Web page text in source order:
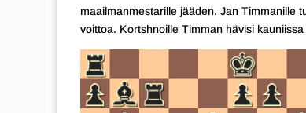
maailmanmestarille jääden. Jan Timmanille
voittoa. Kortshnoille Timman hävisi kauniissa